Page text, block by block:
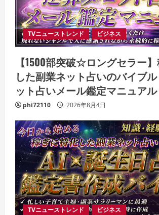
TVニューストレンド ビジネス
【1500部突破☆ロングセラー
した副業ネット占いのバイブ
ット占いメール鑑定マニュアル
phi72110 2026年8月4日
TVニューストレンド ビジネス